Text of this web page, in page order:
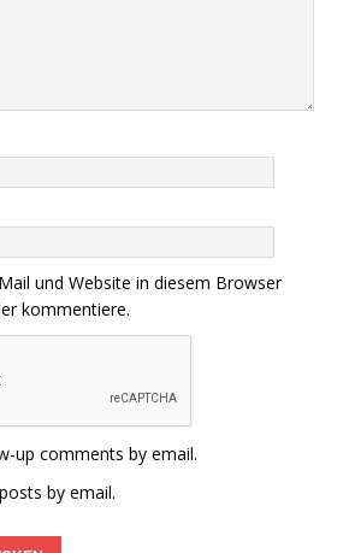
und Website in diesem Browser
kommentiere.
up comments by email.
by email.